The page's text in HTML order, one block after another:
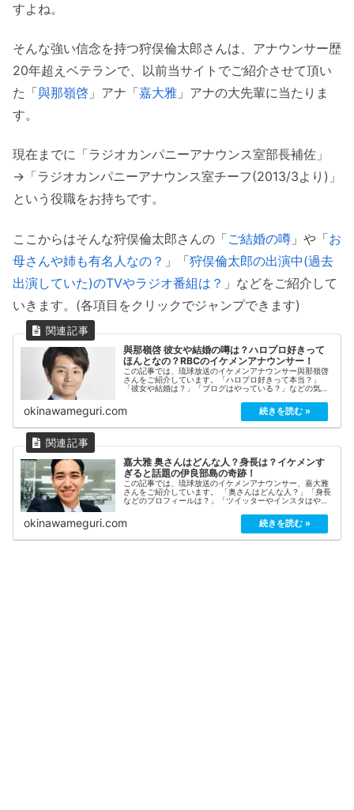
すよね。
そんな強い信念を持つ狩俣倫太郎さんは、アナウンサー歴
20年超えベテランで、以前当サイトでご紹介させて頂い
た「與那嶺啓 」アナ「嘉大雅 」アナの大先輩に当たりま
す。
現在までに「ラジオカンパニーアナウンス室部長補佐」
→「ラジオカンパニーアナウンス室チーフ(2013/3より)」
という役職をお持ちです。
ここからはそんな狩俣倫太郎さんの「ご結婚の噂 」や「お
母さんや姉も有名人なの？ 」「狩俣倫太郎の出演中(過去
出演していた)のTVやラジオ番組は？ 」などをご紹介して
いきます。(各項目をクリックでジャンプできます)
與那嶺啓 彼女や結婚の噂は？ハロプロ好きって
ほんとなの？RBCのイケメンアナウンサー！
この記事では、琉球放送のイケメンアナウンサー與那嶺啓
さんをご紹介しています。「ハロプロ好きって本当？」
「彼女や結婚は？」「ブログはやっている？」などの気に
は、北谷町出身。琉球放送のイケメン...
okinawameguri.com
嘉大雅 奥さんはどんな人？身長は？イケメンす
ぎると話題の伊良部島の奇跡！
この記事では、琉球放送のイケメンアナウンサー、嘉大雅
さんをご紹介しています。 「奥さんはどんな人？」「身長
などのプロフィールは？」「ツイッターやインスタはやっ
okinawameguri.com